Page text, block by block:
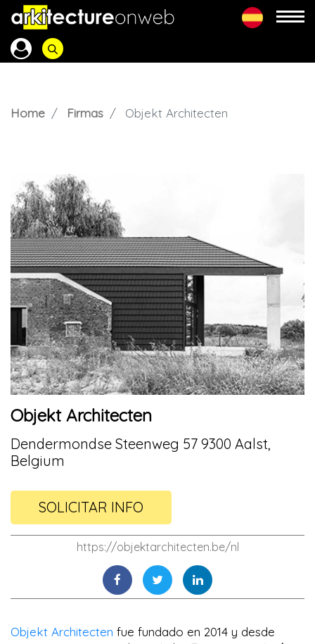
Home Firmas Objekt Architecten
Objekt Architecten
Dendermondse Steenweg 57 9300 Aalst,
Belgium
SOLICITAR INFO
https://objektarchitecten.be/nl
Objekt Architecten fue fundado en 2014 y desde